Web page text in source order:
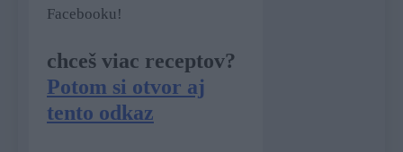
Facebooku!
chceš viac receptov?
Potom si otvor aj
tento odkaz